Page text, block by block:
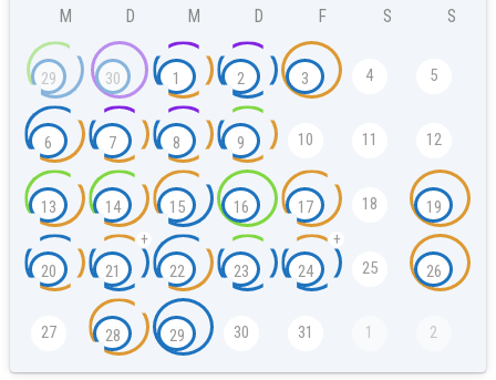
M D M D F S S
29 30 1 2 3 4 5
6 7 8 9 10 11 12
13 14 15 16 17 18 19
20 21
+
22 23 24
+
25 26
27 28 29 30 31 1 2